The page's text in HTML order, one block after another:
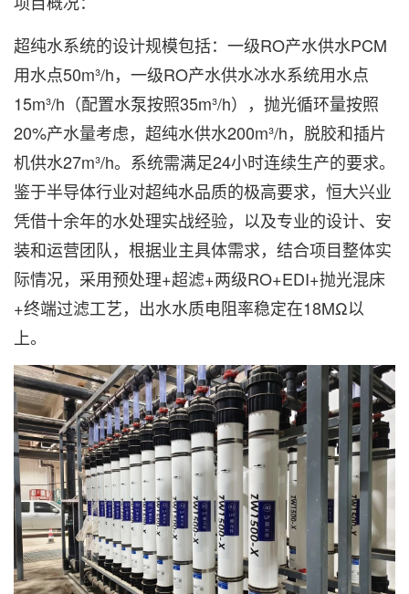
超纯水系统的设计规模包括：一级RO产水供水PCM
用水点50m³/h，一级RO产水供水冰水系统用水点
15m³/h（配置水泵按照35m³/h），抛光循环量按照
20%产水量考虑，超纯水供水200m³/h，脱胶和插片
机供水27m³/h。系统需满足24小时连续生产的要求。
鉴于半导体行业对超纯水品质的极高要求，恒大兴业
凭借十余年的水处理实战经验，以及专业的设计、安
装和运营团队，根据业主具体需求，结合项目整体实
际情况，采用预处理+超滤+两级RO+EDI+抛光混床
+终端过滤工艺，出水水质电阻率稳定在18MΩ以
上。